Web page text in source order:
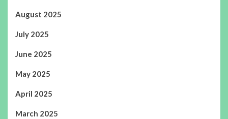
August 2025
July 2025
June 2025
May 2025
April 2025
March 2025